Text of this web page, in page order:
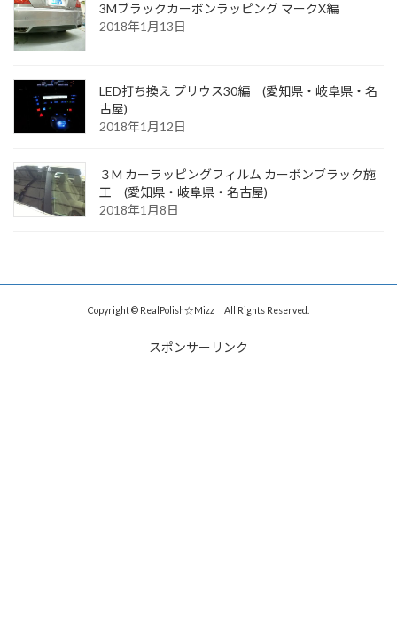
3Mブラックカーボンラッピング マークX編
2018年1月13日
LED打ち換え プリウス30編 (愛知県・岐阜県・名
古屋)
2018年1月12日
３M カーラッピングフィルム カーボンブラック施
工 (愛知県・岐阜県・名古屋)
2018年1月8日
Copyright © RealPolish☆Mizz All Rights Reserved.
スポンサーリンク